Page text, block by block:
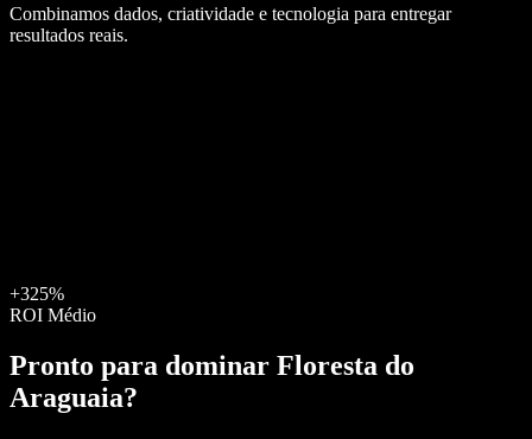
Combinamos dados, criatividade e tecnologia para entregar
resultados reais.
+325%
ROI Médio
Pronto para dominar Floresta do
Araguaia?